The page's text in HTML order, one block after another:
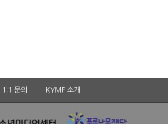
1:1 문의 KYMF 소개